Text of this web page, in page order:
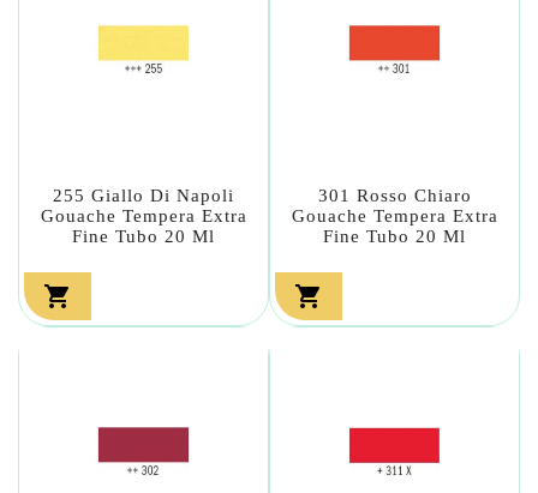
255 Giallo Di Napoli
Gouache Tempera Extra
Fine Tubo 20 Ml

301 Rosso Chiaro
Gouache Tempera Extra
Fine Tubo 20 Ml
